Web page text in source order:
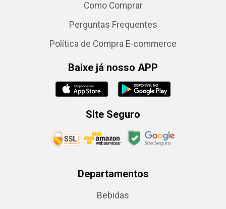
Como Comprar
Perguntas Frequentes
Política de Compra E-commerce
Baixe já nosso APP
Site Seguro
Departamentos
Bebidas